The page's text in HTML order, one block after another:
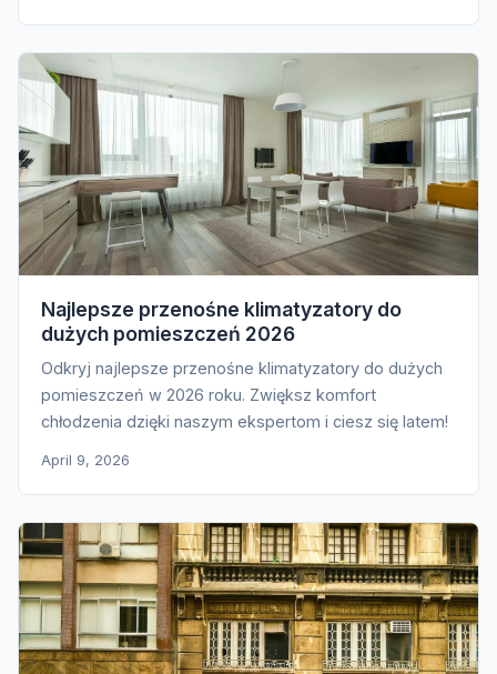
Najlepsze przenośne klimatyzatory do
dużych pomieszczeń 2026
Odkryj najlepsze przenośne klimatyzatory do dużych
pomieszczeń w 2026 roku. Zwiększ komfort
chłodzenia dzięki naszym ekspertom i ciesz się latem!
April 9, 2026